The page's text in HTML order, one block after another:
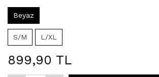
Beyaz
S/M L/XL
899,90 TL